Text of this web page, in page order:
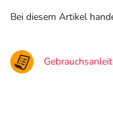
Bei diesem Artikel